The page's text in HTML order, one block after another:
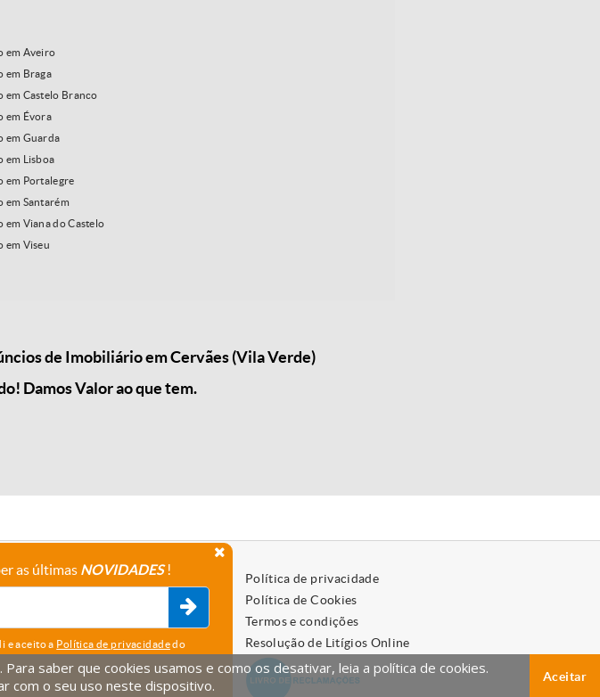
em Aveiro
em Braga
Castelo Branco
em Évora
em Guarda
em Lisboa
em Portalegre
Santarém
Viana do Castelo
em Viseu
de Imobiliário em Cervães (Vila Verde)
Damos Valor ao que tem.
Política de privacidade
Política de Cookies
Termos e condições
Resolução de Litígios Online
as últimas NOVIDADES!
e aceito a Política de privacidadedo
saber que cookies usamos e como os desativar, leia a política de cookies.
com o seu uso neste dispositivo.
Aceitar